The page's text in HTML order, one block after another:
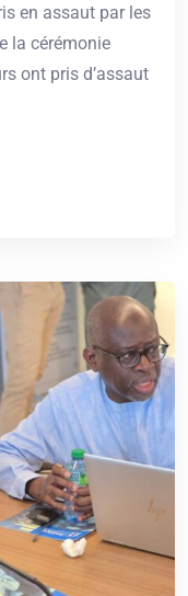
en assaut par les
la cérémonie
ont pris d’assaut